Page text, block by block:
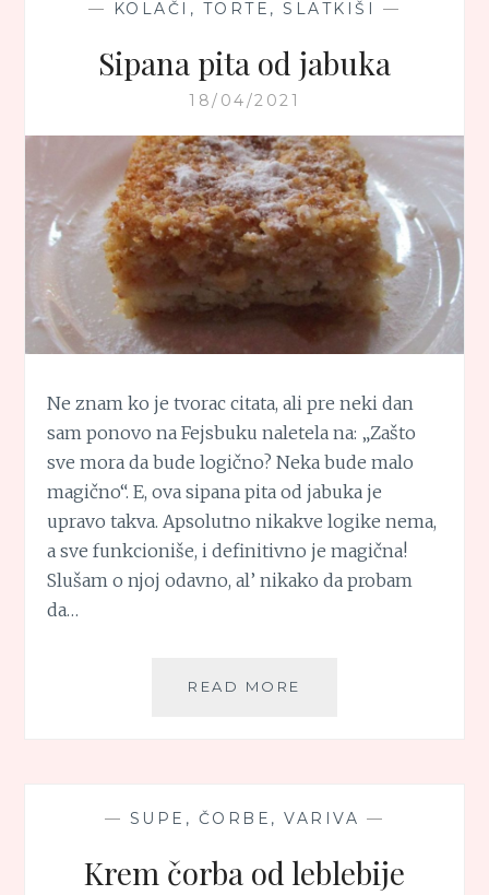
— KOLAČI, TORTE, SLATKIŠI —
Sipana pita od jabuka
18/04/2021
Ne znam ko je tvorac citata, ali pre neki dan
sam ponovo na Fejsbuku naletela na: „Zašto
sve mora da bude logično? Neka bude malo
magično“. E, ova sipana pita od jabuka je
upravo takva. Apsolutno nikakve logike nema,
a sve funkcioniše, i definitivno je magična!
Slušam o njoj odavno, al’ nikako da probam
da…
READ MORE
— SUPE, ČORBE, VARIVA —
Krem čorba od leblebije